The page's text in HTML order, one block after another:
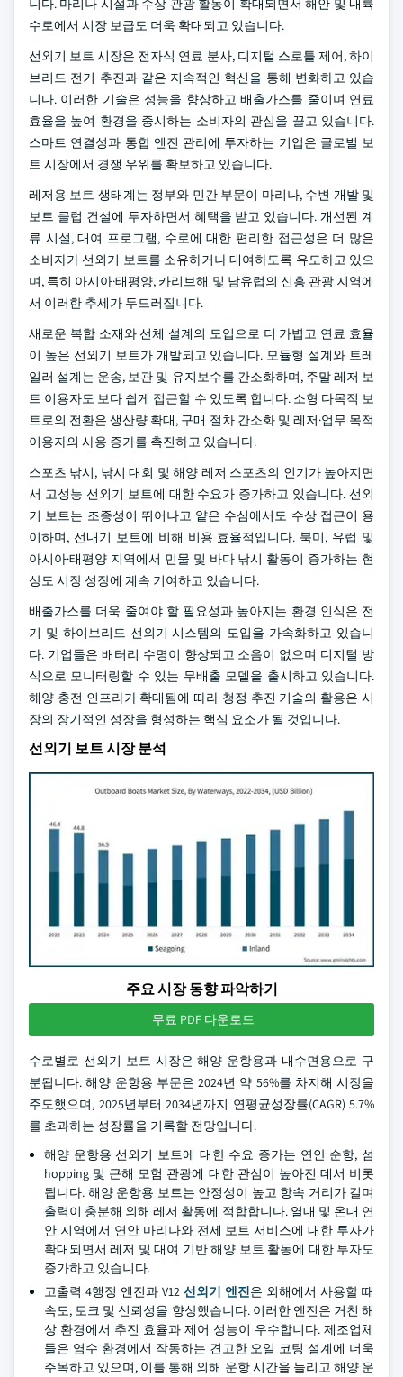
니다. 마리나 시설과 수상 관광 활동이 확대되면서 해안 및 내륙
수로에서 시장 보급도 더욱 확대되고 있습니다.
선외기 보트 시장은 전자식 연료 분사, 디지털 스로틀 제어, 하이
브리드 전기 추진과 같은 지속적인 혁신을 통해 변화하고 있습
니다. 이러한 기술은 성능을 향상하고 배출가스를 줄이며 연료
효율을 높여 환경을 중시하는 소비자의 관심을 끌고 있습니다.
스마트 연결성과 통합 엔진 관리에 투자하는 기업은 글로벌 보
트 시장에서 경쟁 우위를 확보하고 있습니다.
레저용 보트 생태계는 정부와 민간 부문이 마리나, 수변 개발 및
보트 클럽 건설에 투자하면서 혜택을 받고 있습니다. 개선된 계
류 시설, 대여 프로그램, 수로에 대한 편리한 접근성은 더 많은
소비자가 선외기 보트를 소유하거나 대여하도록 유도하고 있으
며, 특히 아시아·태평양, 카리브해 및 남유럽의 신흥 관광 지역에
서 이러한 추세가 두드러집니다.
새로운 복합 소재와 선체 설계의 도입으로 더 가볍고 연료 효율
이 높은 선외기 보트가 개발되고 있습니다. 모듈형 설계와 트레
일러 설계는 운송, 보관 및 유지보수를 간소화하며, 주말 레저 보
트 이용자도 보다 쉽게 접근할 수 있도록 합니다. 소형 다목적 보
트로의 전환은 생산량 확대, 구매 절차 간소화 및 레저·업무 목적
이용자의 사용 증가를 촉진하고 있습니다.
스포츠 낚시, 낚시 대회 및 해양 레저 스포츠의 인기가 높아지면
서 고성능 선외기 보트에 대한 수요가 증가하고 있습니다. 선외
기 보트는 조종성이 뛰어나고 얕은 수심에서도 수상 접근이 용
이하며, 선내기 보트에 비해 비용 효율적입니다. 북미, 유럽 및
아시아·태평양 지역에서 민물 및 바다 낚시 활동이 증가하는 현
상도 시장 성장에 계속 기여하고 있습니다.
배출가스를 더욱 줄여야 할 필요성과 높아지는 환경 인식은 전
기 및 하이브리드 선외기 시스템의 도입을 가속화하고 있습니
다. 기업들은 배터리 수명이 향상되고 소음이 없으며 디지털 방
식으로 모니터링할 수 있는 무배출 모델을 출시하고 있습니다.
해양 충전 인프라가 확대됨에 따라 청정 추진 기술의 활용은 시
장의 장기적인 성장을 형성하는 핵심 요소가 될 것입니다.
선외기 보트 시장 분석
주요 시장 동향 파악하기
무료 PDF 다운로드
수로별로 선외기 보트 시장은 해양 운항용과 내수면용으로 구
분됩니다. 해양 운항용 부문은 2024년 약 56%를 차지해 시장을
주도했으며, 2025년부터 2034년까지 연평균성장률(CAGR) 5.7%
를 초과하는 성장률을 기록할 전망입니다.
해양 운항용 선외기 보트에 대한 수요 증가는 연안 순항, 섬
hopping 및 근해 모험 관광에 대한 관심이 높아진 데서 비롯
됩니다. 해양 운항용 보트는 안정성이 높고 항속 거리가 길며
출력이 충분해 외해 레저 활동에 적합합니다. 열대 및 온대 연
안 지역에서 연안 마리나와 전세 보트 서비스에 대한 투자가
확대되면서 레저 및 대여 기반 해양 보트 활동에 대한 투자도
증가하고 있습니다.
고출력 4행정 엔진과 V12 선외기 엔진은 외해에서 사용할 때
속도, 토크 및 신뢰성을 향상했습니다. 이러한 엔진은 거친 해
상 환경에서 추진 효율과 제어 성능이 우수합니다. 제조업체
들은 염수 환경에서 작동하는 견고한 오일 코팅 설계에 더욱
주목하고 있으며, 이를 통해 외해 운항 시간을 늘리고 해양 운